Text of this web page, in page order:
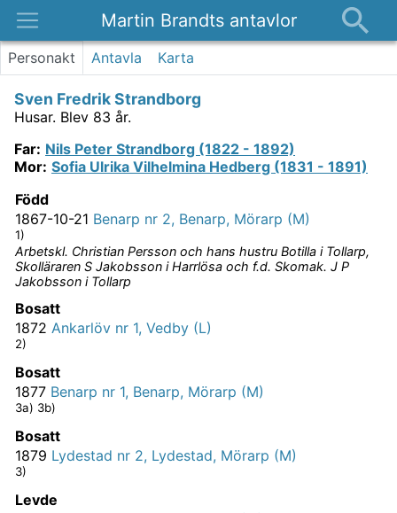
Martin Brandts antavlor
Platser
Om
Kontakt
Personakt Antavla Karta
Sven Fredrik Strandborg
Husar. Blev 83 år.
Far: Nils Peter Strandborg (1822 - 1892)
Mor: Sofia Ulrika Vilhelmina Hedberg (1831 - 1891)
Född
1867-10-21 Benarp nr 2, Benarp, Mörarp (M)
1)
Arbetskl. Christian Persson och hans hustru Botilla i Tollarp,
Skolläraren S Jakobsson i Harrlösa och f.d. Skomak. J P
Jakobsson i Tollarp
Bosatt
1872 Ankarlöv nr 1, Vedby (L)
2)
Bosatt
1877 Benarp nr 1, Benarp, Mörarp (M)
3a) 3b)
Bosatt
1879 Lydestad nr 2, Lydestad, Mörarp (M)
3)
Levde